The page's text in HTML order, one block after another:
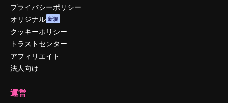
プライバシーポリシー
オリジナル 新規
クッキーポリシー
トラストセンター
アフィリエイト
法人向け
運営